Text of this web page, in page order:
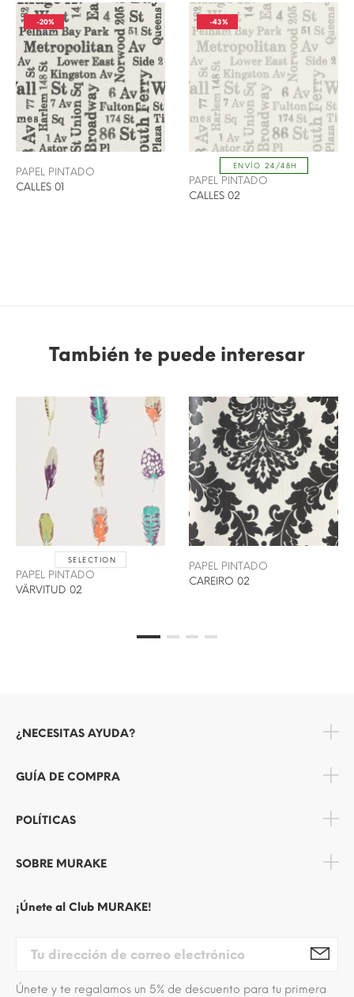
-20%
PAPEL PINTADO
CALLES 01
ENVÍO 24/48H
-43%
PAPEL PINTADO
CALLES 02
También te puede interesar
SELECTION
PAPEL PINTADO
VÄRVITUD 02
PAPEL PINTADO
CAREIRO 02
¿NECESITAS AYUDA?
GUÍA DE COMPRA
POLÍTICAS
SOBRE MURAKE
¡Únete al Club MURAKE!
Únete y te regalamos un 5% de descuento para tu primera